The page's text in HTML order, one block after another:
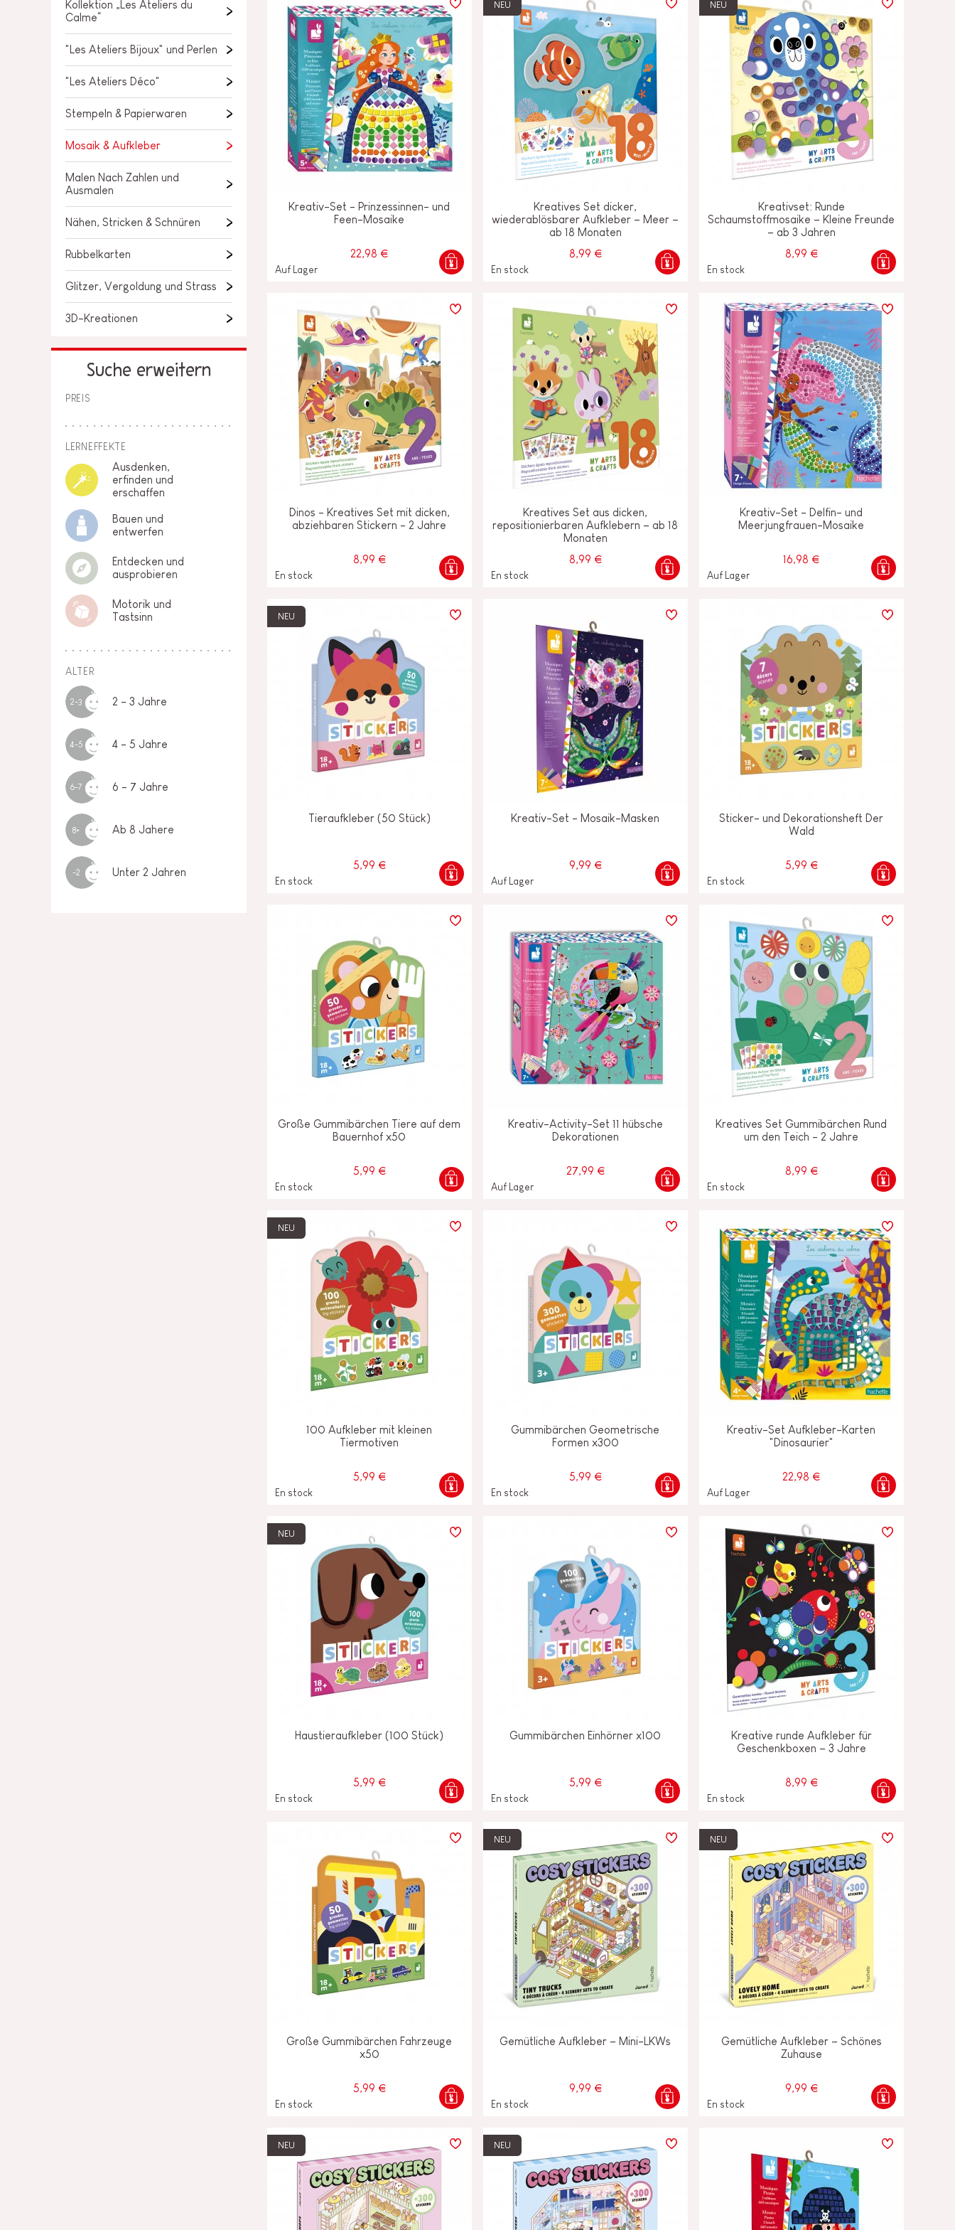
KLEINKINDSPIELZEUG
ROLLENSPIEL
OUTDOOR
DEKORATIONEN
IM ANGEBOT
LOSE STÜCKE
Kollektion „Les Ateliers du
Calme“
"Les Ateliers Bijoux" und Perlen
"Les Ateliers Déco"
Stempeln & Papierwaren
Mosaik & Aufkleber
Malen Nach Zahlen und
Ausmalen
Nähen, Stricken & Schnüren
Rubbelkarten
Glitzer, Vergoldung und Strass
3D-Kreationen
Suche erweitern
PREIS
LERNEFFEKTE
Ausdenken,
erfinden und
erschaffen
Bauen und
entwerfen
Entdecken und
ausprobieren
Motorik und
Tastsinn
ALTER
2-3 2 - 3 Jahre
4-5 4 - 5 Jahre
6-7 6 - 7 Jahre
8+ Ab 8 Jahere
-2 Unter 2 Jahren
Kreativ-Set - Prinzessinnen- und
Feen-Mosaike
22,98 €
Auf Lager
NEU
Kreatives Set dicker,
wiederablösbarer Aufkleber – Meer –
ab 18 Monaten
8,99 €
En stock
NEU
Kreativset: Runde
Schaumstoffmosaike – Kleine Freunde
– ab 3 Jahren
8,99 €
En stock
Dinos - Kreatives Set mit dicken,
abziehbaren Stickern - 2 Jahre
8,99 €
En stock
Kreatives Set aus dicken,
repositionierbaren Aufklebern – ab 18
Monaten
8,99 €
En stock
Kreativ-Set - Delfin- und
Meerjungfrauen-Mosaike
16,98 €
Auf Lager
NEU
Tieraufkleber (50 Stück)
5,99 €
En stock
Kreativ-Set - Mosaik-Masken
9,99 €
Auf Lager
Sticker- und Dekorationsheft Der
Wald
5,99 €
En stock
Große Gummibärchen Tiere auf dem
Bauernhof x50
5,99 €
En stock
Kreativ-Activity-Set 11 hübsche
Dekorationen
27,99 €
Auf Lager
Kreatives Set Gummibärchen Rund
um den Teich - 2 Jahre
8,99 €
En stock
NEU
100 Aufkleber mit kleinen
Tiermotiven
5,99 €
En stock
Gummibärchen Geometrische
Formen x300
5,99 €
En stock
Kreativ-Set Aufkleber-Karten
"Dinosaurier"
22,98 €
Auf Lager
NEU
Haustieraufkleber (100 Stück)
5,99 €
En stock
Gummibärchen Einhörner x100
5,99 €
En stock
Kreative runde Aufkleber für
Geschenkboxen – 3 Jahre
8,99 €
En stock
Große Gummibärchen Fahrzeuge
x50
5,99 €
En stock
NEU
Gemütliche Aufkleber – Mini-LKWs
9,99 €
En stock
NEU
Gemütliche Aufkleber – Schönes
Zuhause
9,99 €
En stock
NEU NEU